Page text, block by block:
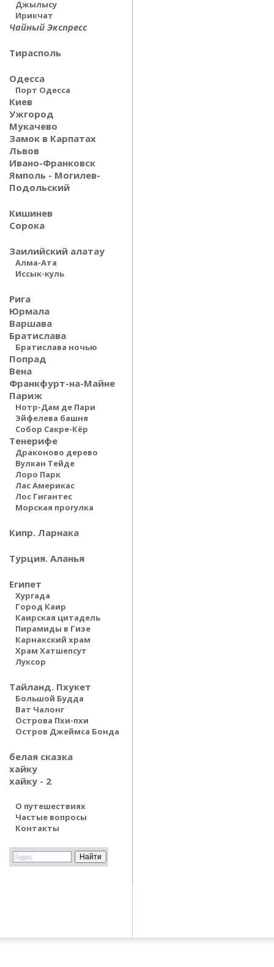
Джылысу
Ирикчат
Чайный Экспресс
Тирасполь
Одесса
Порт Одесса
Киев
Ужгород
Мукачево
Замок в Карпатах
Львов
Ивано-Франковск
Ямполь - Могилев-
Подольский
Кишинев
Сорока
Заилийский алатау
Алма-Ата
Иссык-куль
Рига
Юрмала
Варшава
Братислава
Братислава ночью
Попрад
Вена
Франкфурт-на-Майне
Париж
Нотр-Дам де Пари
Эйфелева башня
Собор Сакре-Кёр
Тенерифе
Драконово дерево
Вулкан Тейде
Лоро Парк
Лас Америкас
Лос Гигантес
Морская прогулка
Кипр. Ларнака
Турция. Аланья
Египет
Хургада
Город Каир
Каирская цитадель
Пирамиды в Гизе
Карнакский храм
Храм Хатшепсут
Луксор
Тайланд. Пхукет
Большой Будда
Ват Чалонг
Острова Пхи-пхи
Остров Джеймса Бонда
белая сказка
хайку
хайку - 2
О путешествиях
Частые вопросы
Контакты